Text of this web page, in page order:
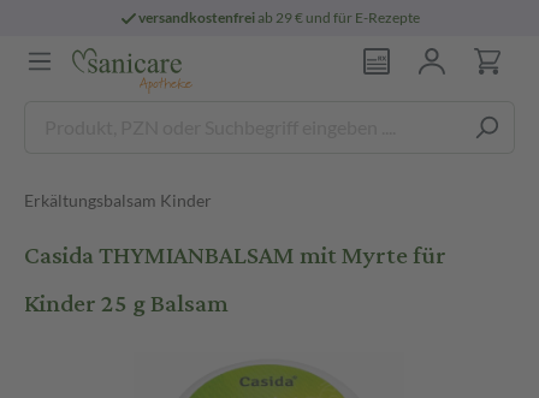
versandkostenfreiab 29 € und für E-Rezepte
Erkältungsbalsam Kinder
Casida THYMIANBALSAM mit Myrte für
Kinder 25 g Balsam